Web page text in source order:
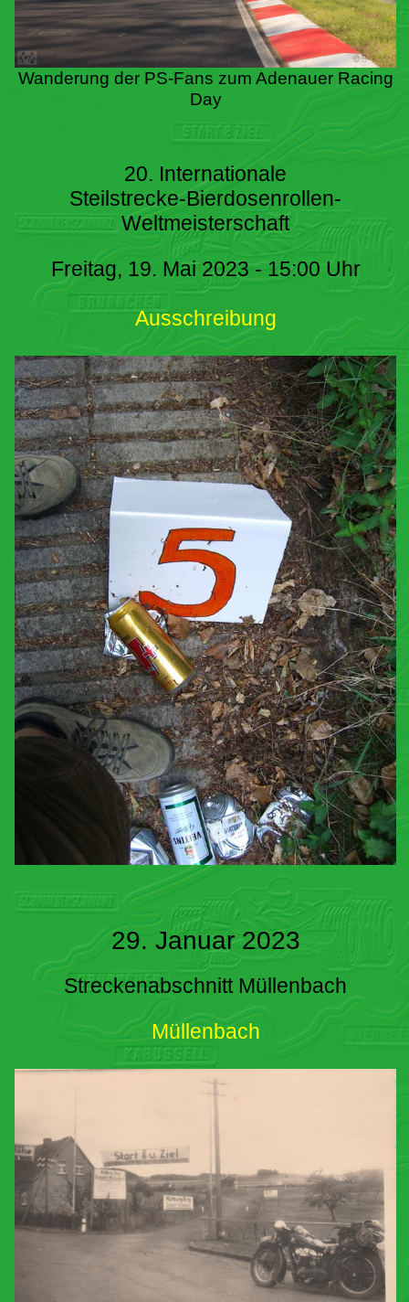
Wanderung der PS-Fans zum Adenauer Racing
Day
20. Internationale
Steilstrecke-Bierdosenrollen-
Weltmeisterschaft
Freitag, 19. Mai 2023 - 15:00 Uhr
Ausschreibung
29. Januar 2023
Streckenabschnitt Müllenbach
Müllenbach